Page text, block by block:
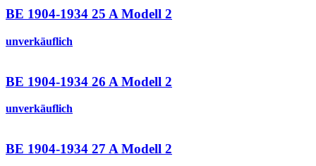
BE 1904-1934 25 A Modell 2
unverkäuflich
BE 1904-1934 26 A Modell 2
unverkäuflich
BE 1904-1934 27 A Modell 2